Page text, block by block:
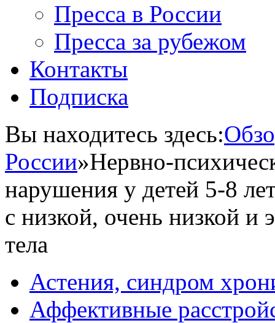
Пресса в России
Пресса за рубежом
Контакты
Подписка
Вы находитесь здесь:
России»Нервно-
нарушения у детей 5-8
с низкой, очень низкой и
тела
Астения, синдром
Аффективные